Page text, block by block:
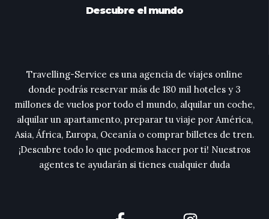
Descubre el mundo
Travelling-Service es una agencia de viajes online
donde podrás reservar más de 180 mil hoteles y 3
millones de vuelos por todo el mundo, alquilar un coche,
alquilar un apartamento, preparar tu viaje por América,
Asia, África, Europa, Oceanía o comprar billetes de tren.
¡Descubre todo lo que podemos hacer por ti! Nuestros
agentes te ayudarán si tienes cualquier duda